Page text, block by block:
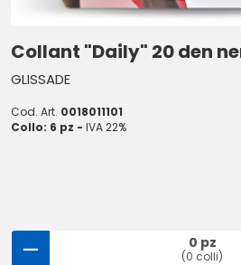
Collant "Daily" 20 den
GLISSADE
Cod. Art. 0018011101
Collo: 6 pz - IVA 22%
0 pz
(0 colli)